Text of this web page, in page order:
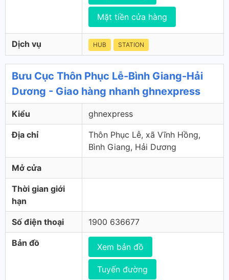
Mặt tiền cửa hàng
Dịch vụ HUB STATION
Bưu Cục Thôn Phục Lễ-Bình Giang-Hải
Dương - Giao hàng nhanh ghnexpress
Kiểu ghnexpress
Địa chỉ
Thôn Phục Lễ, xã Vĩnh Hồng,
Bình Giang, Hải Dương
Mở cửa
Thời gian giới
hạn
Số điện thoại 1900 636677
Bản đồ Xem bản đồ
Tuyến đường